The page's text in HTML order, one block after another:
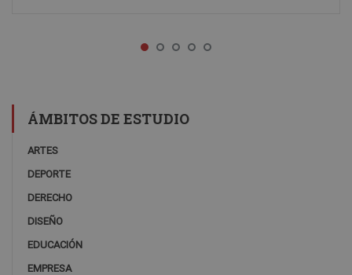
ÁMBITOS DE ESTUDIO
ARTES
DEPORTE
DERECHO
DISEÑO
EDUCACIÓN
EMPRESA